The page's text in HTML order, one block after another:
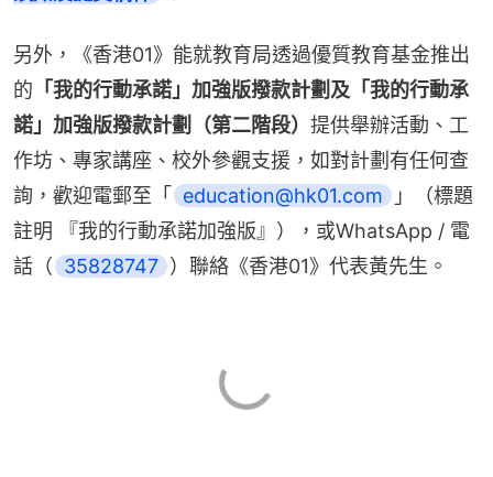
另外，《香港01》能就教育局透過優質教育基金推出
的 「我的行動承諾」加強版撥款計劃及「我的行動承
諾」加強版撥款計劃（第二階段） 提供舉辦活動、工
作坊、專家講座、校外參觀支援，如對計劃有任何查
詢，歡迎電郵至「 education@hk01.com
」（標題
註明 『我的行動承諾加強版』），或WhatsApp / 電
話（ 35828747 ）聯絡《香港01》代表黃先生。